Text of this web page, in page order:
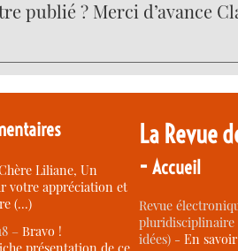
publié ? Merci d’avance
Liliane, Un
votre appréciation et
(…)
–Bravo !
présentation de ce
La Revue
-Accueil
Revue
idées) -En